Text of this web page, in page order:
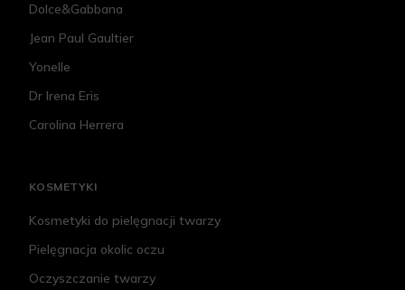
Dolce&Gabbana
Jean Paul Gaultier
Yonelle
Dr Irena Eris
Carolina Herrera
KOSMETYKI
Kosmetyki do pielęgnacji twarzy
Pielęgnacja okolic oczu
Oczyszczanie twarzy